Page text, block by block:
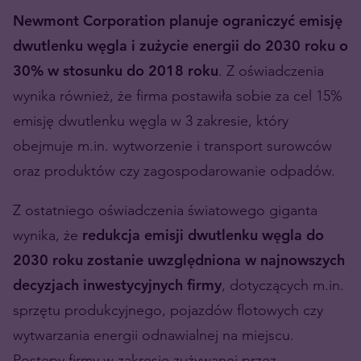
Newmont Corporation planuje ograniczyć emisję
dwutlenku węgla i zużycie energii do 2030 roku o
30% w stosunku do 2018 roku. Z oświadczenia
wynika również, że firma postawiła sobie za cel 15%
emisję dwutlenku węgla w 3 zakresie, który
obejmuje m.in. wytworzenie i transport surowców
oraz produktów czy zagospodarowanie odpadów.
Z ostatniego oświadczenia światowego giganta
wynika, że redukcja emisji dwutlenku węgla do
2030 roku zostanie uwzględniona w najnowszych
decyzjach inwestycyjnych firmy, dotyczących m.in.
sprzętu produkcyjnego, pojazdów flotowych czy
wytwarzania energii odnawialnej na miejscu.